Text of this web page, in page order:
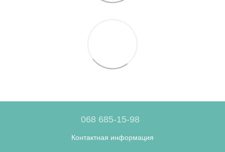
068 685-15-98
Контактная информация